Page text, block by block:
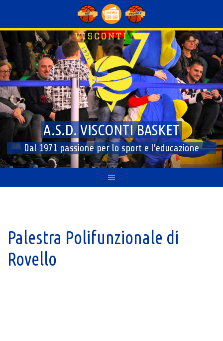
content
A.S.D. VISCONTI BASKET
Dal 1971 passione per lo sport e l'educazione
Palestra Polifunzionale di
Rovello